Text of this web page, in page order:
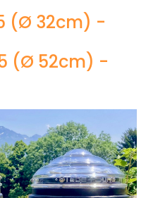
(Ø 32cm) -
(Ø 52cm) -